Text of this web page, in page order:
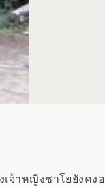
จ้าหญิงซาโยยังคง